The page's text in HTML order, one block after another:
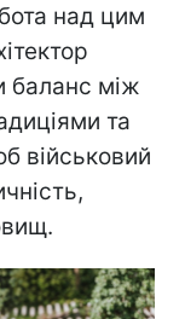
над цим
баланс між
та
військовий